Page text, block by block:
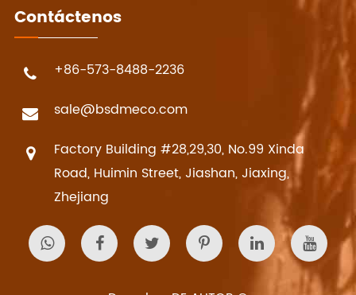
Contáctenos
+86-573-8488-2236
sale@bsdmeco.com
Factory Building #28,29,30, No.99 Xinda
Road, Huimin Street, Jiashan, Jiaxing,
Zhejiang